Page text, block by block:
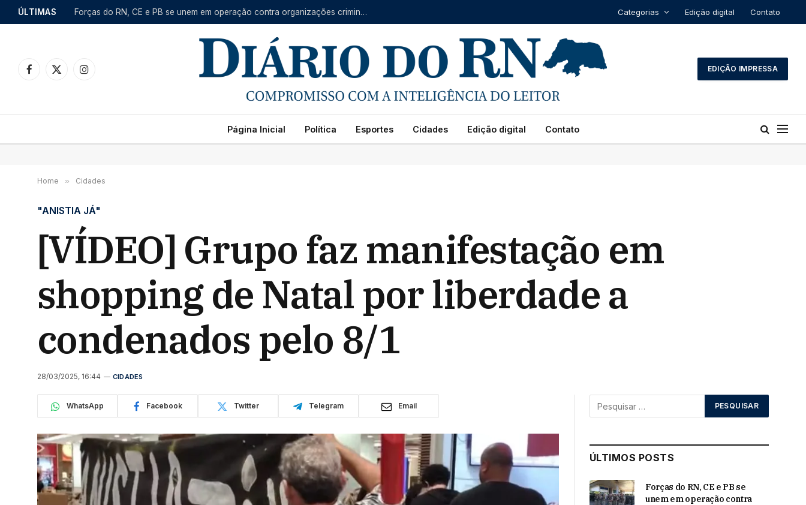
ÚLTIMAS Forças do RN, CE e PB se unem em operação contra organizações criminosas Categorias Edição digital Contato
Facebook
X
Instagram
EDIÇÃO IMPRESSA
Página Inicial Política Esportes Cidades Edição digital Contato
Home » Cidades
"ANISTIA JÁ"
[VÍDEO] Grupo faz manifestação em
shopping de Natal por liberdade a
condenados pelo 8/1
28/03/2025, 16:44 CIDADES
WhatsApp Facebook Twitter Telegram Email
ÚLTIMOS POSTS
Forças do RN, CE e PB se
unem em operação contra